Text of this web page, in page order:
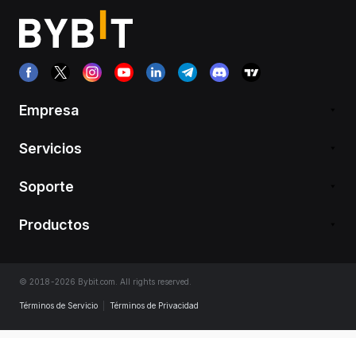
Empresa
Servicios
Soporte
Productos
© 2018-2026 Bybit.com. All rights reserved.
Términos de Servicio Términos de Privacidad